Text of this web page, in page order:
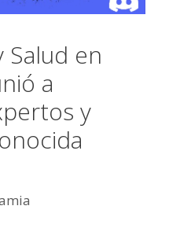
Salud en
a
y